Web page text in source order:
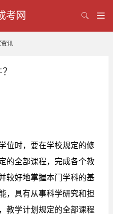
考网  
讯
位时，要在学校规定的修
的全部课程，完成各个教
较好地掌握本门学科的基
，具有从事科学研究和担
教学计划规定的全部课程